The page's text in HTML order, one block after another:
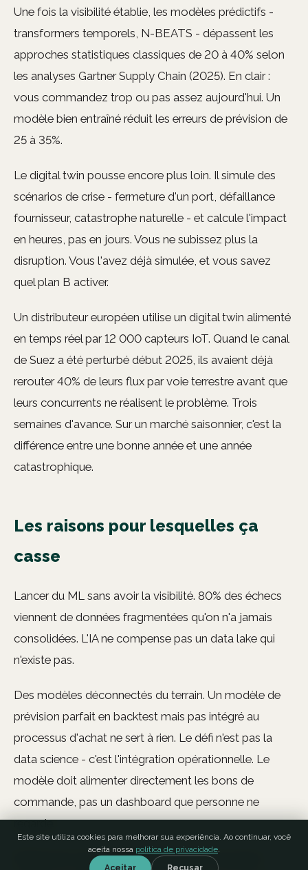
Une fois la visibilité établie, les modèles prédictifs -
transformers temporels, N-BEATS - dépassent les
approches statistiques classiques de 20 à 40% selon
les analyses Gartner Supply Chain (2025). En clair :
vous commandez trop ou pas assez aujourd'hui. Un
modèle bien entraîné réduit les erreurs de prévision de
25 à 35%.
Le digital twin pousse encore plus loin. Il simule des
scénarios de crise - fermeture d'un port, défaillance
fournisseur, catastrophe naturelle - et calcule l'impact
en heures, pas en jours. Vous ne subissez plus la
disruption. Vous l'avez déjà simulée, et vous savez
quel plan B activer.
Un distributeur européen utilise un digital twin alimenté
en temps réel par 12 000 capteurs IoT. Quand le canal
de Suez a été perturbé début 2025, ils avaient déjà
rerouter 40% de leurs flux par voie terrestre avant que
leurs concurrents ne réalisent le problème. Trois
semaines d'avance. Sur un marché saisonnier, c'est la
différence entre une bonne année et une année
catastrophique.
Les raisons pour lesquelles ça
casse
Lancer du ML sans avoir la visibilité. 80% des échecs
viennent de données fragmentées qu'on n'a jamais
consolidées. L'IA ne compense pas un data lake qui
n'existe pas.
Des modèles déconnectés du terrain. Un modèle de
prévision parfait en backtest mais pas intégré au
processus d'achat ne sert à rien. Le défi n'est pas la
data science - c'est l'intégration opérationnelle. Le
modèle doit alimenter directement les bons de
commande, pas un dashboard que personne ne
regarde.
Digital twin sans données temps réel. Un jumeau
Este site utiliza cookies para melhorar sua experiência. Ao continuar, você
aceita nossa política de privacidade.
Aceitar
Recusar